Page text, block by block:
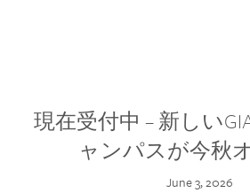
現在受付中 – 新しい
ャンパスが今秋
June 3, 2026